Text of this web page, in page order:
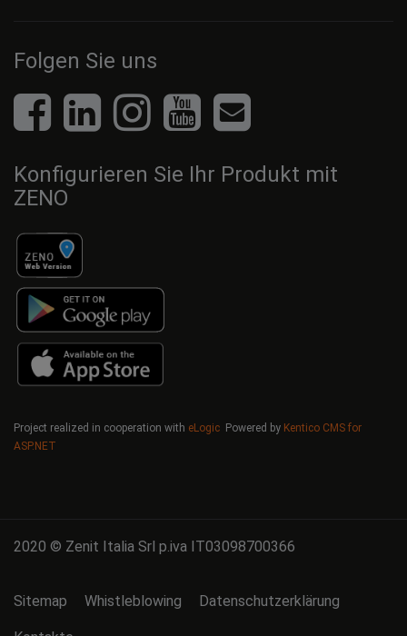
Folgen Sie uns
Konfigurieren Sie Ihr Produkt mit
ZENO
Project realized in cooperation with eLogic Powered by Kentico CMS for
ASP.NET
2020 © Zenit Italia Srl p.iva IT03098700366
Sitemap Whistleblowing Datenschutzerklärung